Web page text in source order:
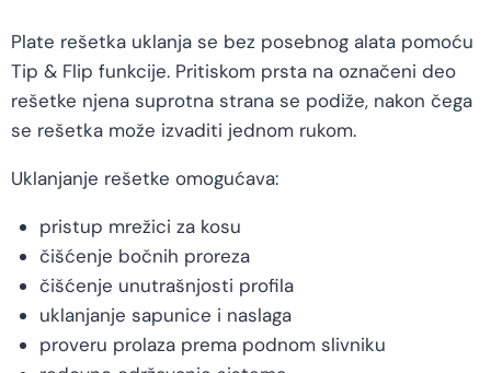
Plate rešetka uklanja se bez posebnog alata pomoću
Tip & Flip funkcije. Pritiskom prsta na označeni deo
rešetke njena suprotna strana se podiže, nakon čega
se rešetka može izvaditi jednom rukom.
Uklanjanje rešetke omogućava:
pristup mrežici za kosu
čišćenje bočnih proreza
čišćenje unutrašnjosti profila
uklanjanje sapunice i naslaga
proveru prolaza prema podnom slivniku